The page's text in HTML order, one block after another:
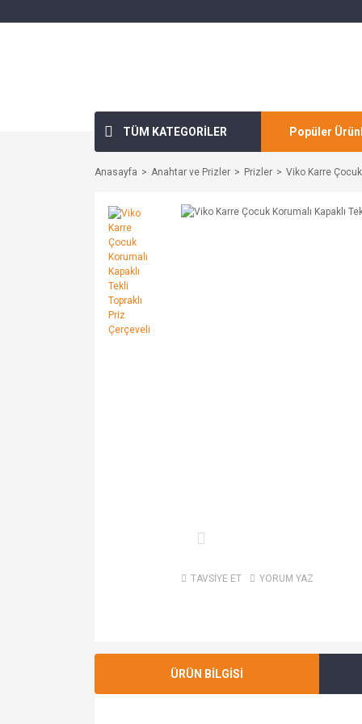
TÜM KATEGORİLER Popüler
Anasayfa Anahtar ve Prizler Prizler Viko Karre
TAVSİYE ET YORUM YAZ
ÜRÜN BİLGİSİ